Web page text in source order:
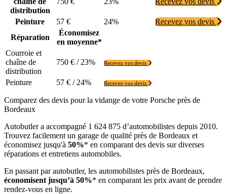
distribution
Peinture 57 € 24%
Recevez vos devis
Réparation
Économisez
en moyenne*
Courroie et
chaîne de
distribution
750 € / 23% Recevez vos devis
Peinture 57 € / 24% Recevez vos devis
Comparez des devis pour la vidange de votre Porsche près de
Bordeaux
Autobutler a accompagné 1 624 875 d’automobilistes depuis 2010.
Trouvez facilement un garage de qualité près de Bordeaux et
économisez jusqu'à 50%* en comparant des devis sur diverses
réparations et entretiens automobiles.
En passant par autobutler, les automobilistes près de Bordeaux,
économisent jusqu’à 50%* en comparant les prix avant de prendre
rendez-vous en ligne.